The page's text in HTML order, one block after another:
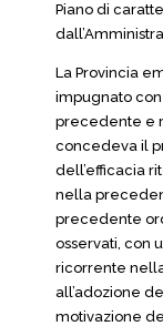
Piano di
La Provincia
impugnato
precedente e
concedeva il
dell’efficacia
nella
precedente
osservati, con
ricorrente
all’adozione
motivazione